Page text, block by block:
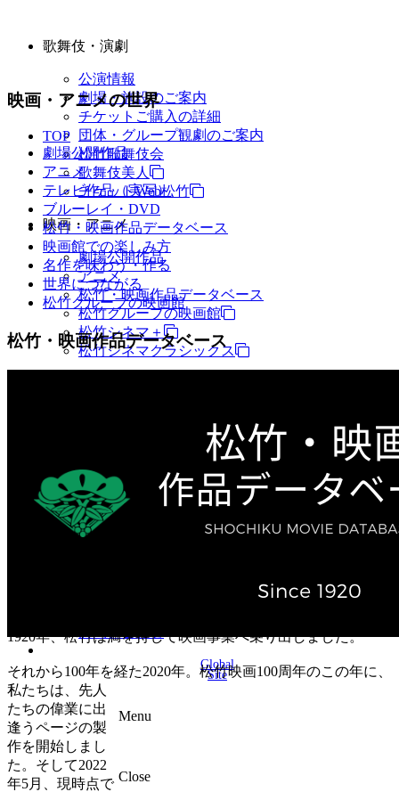
歌舞伎・演劇
公演情報
劇場・施設のご案内
チケットご購入の詳細
団体・グループ観劇のご案内
松竹歌舞伎会
歌舞伎美人
チケットWeb松竹
映画・アニメ
劇場公開作品
アニメ
松竹・映画作品データベース
松竹グループの映画館
松竹シネマ＋
松竹シネマクラシックス
松竹ストア（通販サイト）
ゲーム事業（English）
企業情報
会社案内
Global
Site
Menu
Close
映画・アニメの世界
TOP
劇場公開作品
アニメ
テレビ作品（実写）
ブルーレイ・DVD
松竹・映画作品データベース
映画館での楽しみ方
名作を味わう・作る
世界につながる
松竹グループの映画館
松竹・映画作品データベース
1920年、松竹は満を持して映画事業へ乗り出しました。
それから100年を経た2020年。松竹映画100周年のこの年に、
私たちは、先人
たちの偉業に出
逢うページの製
作を開始しまし
た。そして2022
年5月、現時点で